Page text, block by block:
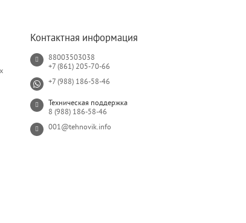
Контактная информация
88003503038
+7 (861) 205-70-66
+7 (988) 186-58-46
Техническая поддержка
8 (988) 186-58-46
001@tehnovik.info